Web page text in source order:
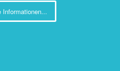
Informationen...